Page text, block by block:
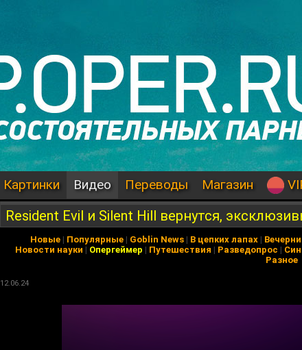
Картинки Видео Переводы Магазин
Resident Evil и Silent Hill вернутся,
Новые | Популярные | Goblin News | В цепких лапах |
Новости науки | Опергеймер | Путешествия | Разведопрос |
Разное
12.06.24